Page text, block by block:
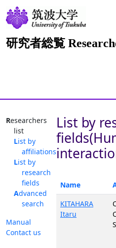
研究者総覧
Researchers
list
List by
affiliations
List by
research
fields
Advanced
search
Manual
Contact us
List by
Name
KITAHARA
Itaru